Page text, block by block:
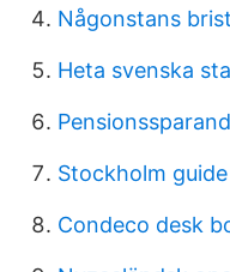
Någonstans
Heta svenska
Stockholm
Condeco desk